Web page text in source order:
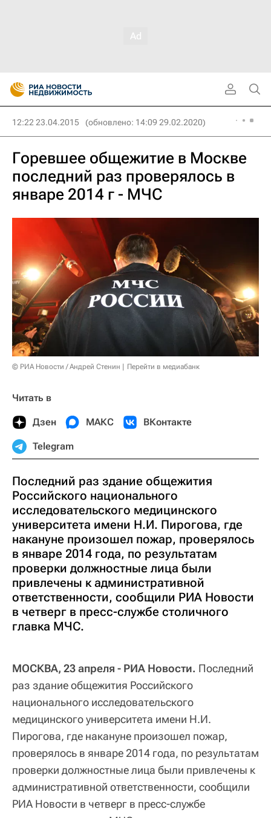
12:22 23.04.2015 (обновлено: 14:09 29.02.2020)
Горевшее общежитие в Москве
последний раз проверялось в
январе 2014 г - МЧС
© РИА Новости / Андрей Стенин Перейти в медиабанк
Читать в
Дзен МАКС ВКонтакте
Telegram
Последний раз здание общежития
Российского национального
исследовательского медицинского
университета имени Н.И. Пирогова, где
накануне произошел пожар, проверялось
в январе 2014 года, по результатам
проверки должностные лица были
привлечены к административной
ответственности, сообщили РИА Новости
в четверг в пресс-службе столичного
главка МЧС.
МОСКВА, 23 апреля - РИА Новости. Последний
раз здание общежития Российского
национального исследовательского
медицинского университета имени Н.И.
Пирогова, где накануне произошел пожар,
проверялось в январе 2014 года, по результатам
проверки должностные лица были привлечены к
административной ответственности, сообщили
РИА Новости в четверг в пресс-службе